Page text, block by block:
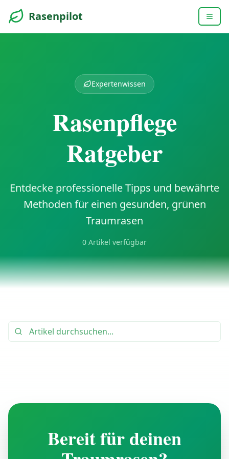
Rasenpilot
Expertenwissen
Rasenpflege
Ratgeber
Entdecke professionelle Tipps und bewährte
Methoden für einen gesunden, grünen
Traumrasen
0 Artikel verfügbar
Bereit für deinen